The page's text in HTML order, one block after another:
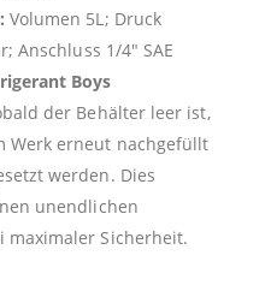
Volumen 5L; Druck
Anschluss 1/4″ SAE
Boys
der Behälter leer ist,
Werk erneut nachgefüllt
werden. Dies
unendlichen
maximaler Sicherheit.